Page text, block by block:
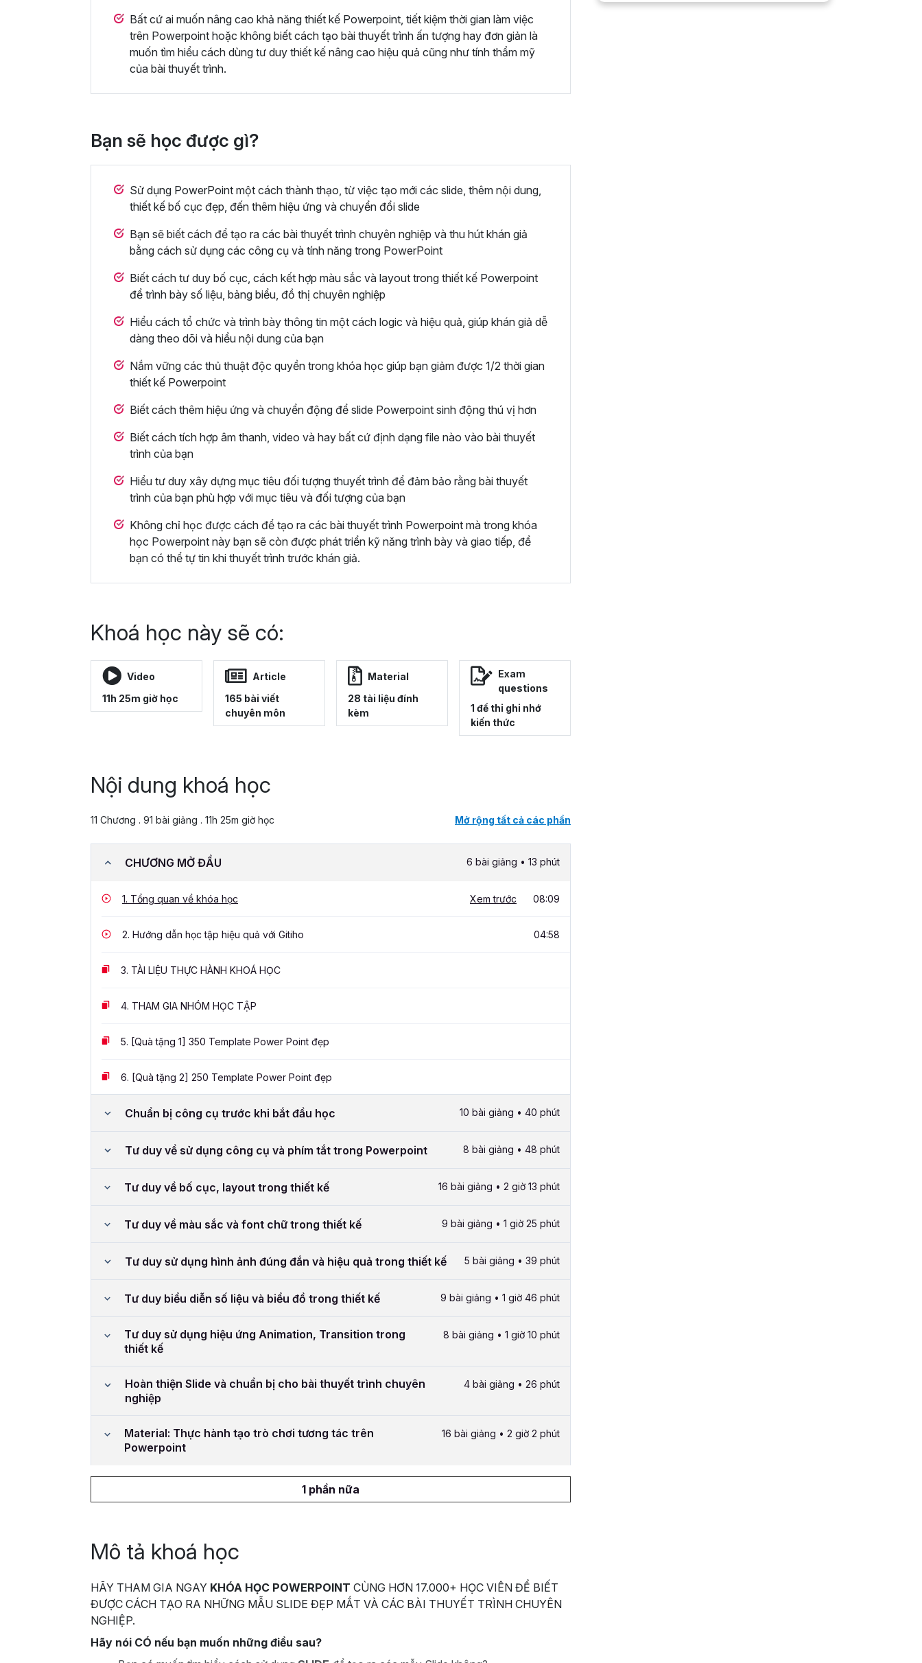
Bất cứ ai muốn nâng cao khả năng thiết kế Powerpoint, tiết kiệm thời gian làm việc
trên Powerpoint hoặc không biết cách tạo bài thuyết trình ấn tượng hay đơn giản là
muốn tìm hiểu cách dùng tư duy thiết kế nâng cao hiệu quả cũng như tính thẩm mỹ
của bài thuyết trình.
Bạn sẽ học được gì?
Sử dụng PowerPoint một cách thành thạo, từ việc tạo mới các slide, thêm nội dung,
thiết kế bố cục đẹp, đến thêm hiệu ứng và chuyển đổi slide
Bạn sẽ biết cách để tạo ra các bài thuyết trình chuyên nghiệp và thu hút khán giả
bằng cách sử dụng các công cụ và tính năng trong PowerPoint
Biết cách tư duy bố cục, cách kết hợp màu sắc và layout trong thiết kế Powerpoint
để trình bày số liệu, bảng biểu, đồ thị chuyên nghiệp
Hiểu cách tổ chức và trình bày thông tin một cách logic và hiệu quả, giúp khán giả dễ
dàng theo dõi và hiểu nội dung của bạn
Nắm vững các thủ thuật độc quyền trong khóa học giúp bạn giảm được 1/2 thời gian
thiết kế Powerpoint
Biết cách thêm hiệu ứng và chuyển động để slide Powerpoint sinh động thú vị hơn
Biết cách tích hợp âm thanh, video và hay bất cứ định dạng file nào vào bài thuyết
trình của bạn
Hiểu tư duy xây dựng mục tiêu đối tượng thuyết trình để đảm bảo rằng bài thuyết
trình của bạn phù hợp với mục tiêu và đối tượng của bạn
Không chỉ học được cách để tạo ra các bài thuyết trình Powerpoint mà trong khóa
học Powerpoint này bạn sẽ còn được phát triển kỹ năng trình bày và giao tiếp, để
bạn có thể tự tin khi thuyết trình trước khán giả.
Khoá học này sẽ có:
Video
11h 25m giờ học
Article
165 bài viết
chuyên môn
Material
28 tài liệu đính
kèm
Exam
questions
1 đề thi ghi nhớ
kiến thức
Nội dung khoá học
11 Chương . 91 bài giảng . 11h 25m giờ học Mở rộng tất cả các phần
CHƯƠNG MỞ ĐẦU 6 bài giảng • 13 phút
1. Tổng quan về khóa học Xem trước 08:09
2. Hướng dẫn học tập hiệu quả với Gitiho 04:58
3. TÀI LIỆU THỰC HÀNH KHOÁ HỌC
4. THAM GIA NHÓM HỌC TẬP
5. [Quà tặng 1] 350 Template Power Point đẹp
6. [Quà tặng 2] 250 Template Power Point đẹp
Chuẩn bị công cụ trước khi bắt đầu học 10 bài giảng • 40 phút
Tư duy về sử dụng công cụ và phím tắt trong Powerpoint 8 bài giảng • 48 phút
Tư duy về bố cục, layout trong thiết kế 16 bài giảng • 2 giờ 13 phút
Tư duy về màu sắc và font chữ trong thiết kế 9 bài giảng • 1 giờ 25 phút
Tư duy sử dụng hình ảnh đúng đắn và hiệu quả trong thiết kế 5 bài giảng • 39 phút
Tư duy biểu diễn số liệu và biểu đồ trong thiết kế 9 bài giảng • 1 giờ 46 phút
Tư duy sử dụng hiệu ứng Animation, Transition trong
thiết kế
8 bài giảng • 1 giờ 10 phút
Hoàn thiện Slide và chuẩn bị cho bài thuyết trình chuyên
nghiệp
4 bài giảng • 26 phút
Material: Thực hành tạo trò chơi tương tác trên
Powerpoint
16 bài giảng • 2 giờ 2 phút
1 phần nữa
Mô tả khoá học
HÃY THAM GIA NGAY KHÓA HỌC POWERPOINT CÙNG HƠN 17.000+ HỌC VIÊN ĐỂ BIẾT
ĐƯỢC CÁCH TẠO RA NHỮNG MẪU SLIDE ĐẸP MẮT VÀ CÁC BÀI THUYẾT TRÌNH CHUYÊN
NGHIỆP.
Hãy nói CÓ nếu bạn muốn những điều sau?